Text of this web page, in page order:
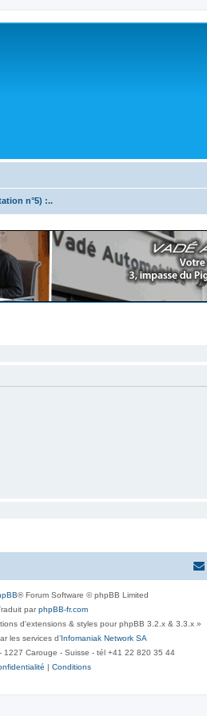
n°5) :..
® Forum Software © phpBB Limited
parphpBB-fr.com
d'extensions & styles pour phpBB 3.2.x & 3.3.x »
les services d’Infomaniak Network SA
1227 Carouge - Suisse - tél +41 22 820 35 44
| Conditions